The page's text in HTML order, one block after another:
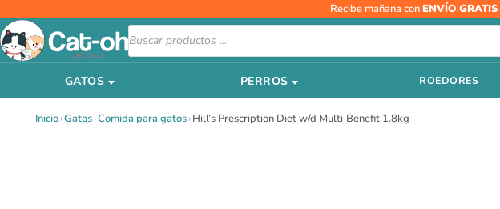
al
contenido
Recibe mañana conENVÍO GRATIS
Búsqueda
de
productos
GATOS PERROS ROEDORES
Inicio›Gatos›Comida para gatos›Hill’s Prescription Diet w/d Multi‑Benefit 1.8kg